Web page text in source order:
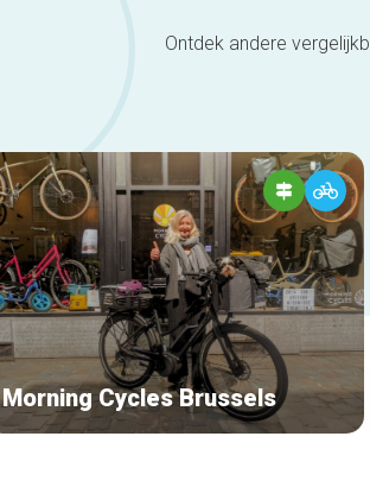
Ontdek andere
Morning Cycles Brussels